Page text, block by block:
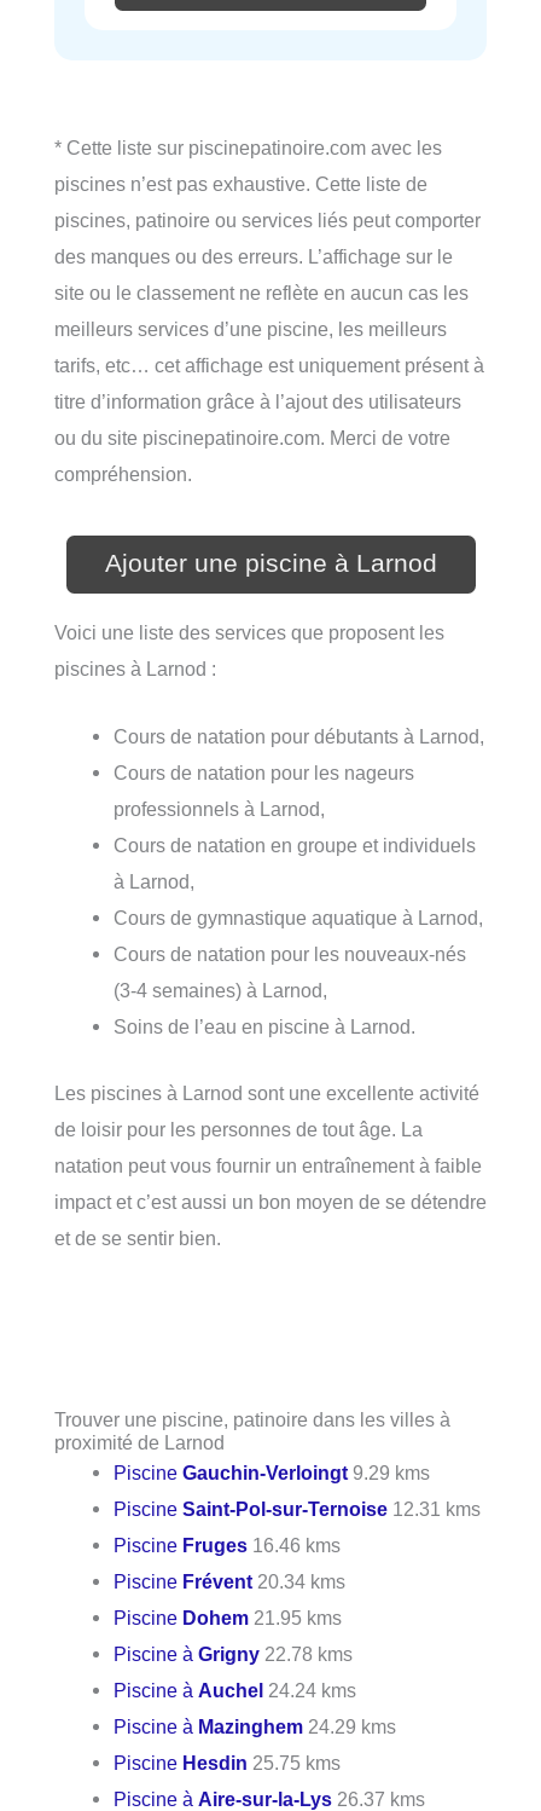
* Cette liste sur piscinepatinoire.com avec les
piscines n’est pas exhaustive. Cette liste de
piscines, patinoire ou services liés peut comporter
des manques ou des erreurs. L’affichage sur le
site ou le classement ne reflète en aucun cas les
meilleurs services d’une piscine, les meilleurs
tarifs, etc… cet affichage est uniquement présent à
titre d’information grâce à l’ajout des utilisateurs
ou du site piscinepatinoire.com. Merci de votre
compréhension.
Ajouter une piscine à Larnod
Voici une liste des services que proposent les
piscines à Larnod :
Cours de natation pour débutants à Larnod,
Cours de natation pour les nageurs
professionnels à Larnod,
Cours de natation en groupe et individuels
à Larnod,
Cours de gymnastique aquatique à Larnod,
Cours de natation pour les nouveaux-nés
(3-4 semaines) à Larnod,
Soins de l’eau en piscine à Larnod.
Les piscines à Larnod sont une excellente activité
de loisir pour les personnes de tout âge. La
natation peut vous fournir un entraînement à faible
impact et c’est aussi un bon moyen de se détendre
et de se sentir bien.
Trouver une piscine, patinoire dans les villes à
proximité de Larnod
PiscineGauchin-Verloingt 9.29 kms
PiscineSaint-Pol-sur-Ternoise 12.31 kms
Piscine Fruges 16.46 kms
Piscine Frévent 20.34 kms
Piscine Dohem 21.95 kms
Piscine àGrigny 22.78 kms
Piscine àAuchel 24.24 kms
Piscine à Mazinghem 24.29 kms
Piscine Hesdin 25.75 kms
Piscine àAire-sur-la-Lys 26.37 kms